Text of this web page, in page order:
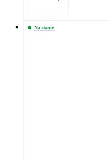
Na stanie